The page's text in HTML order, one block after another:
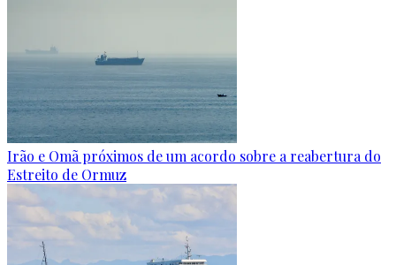
Irão e Omã próximos de um acordo sobre a reabertura do
Estreito de Ormuz